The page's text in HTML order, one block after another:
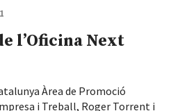
l’Oficina Next
Àrea de Promoció
i Treball, Roger Torrent i